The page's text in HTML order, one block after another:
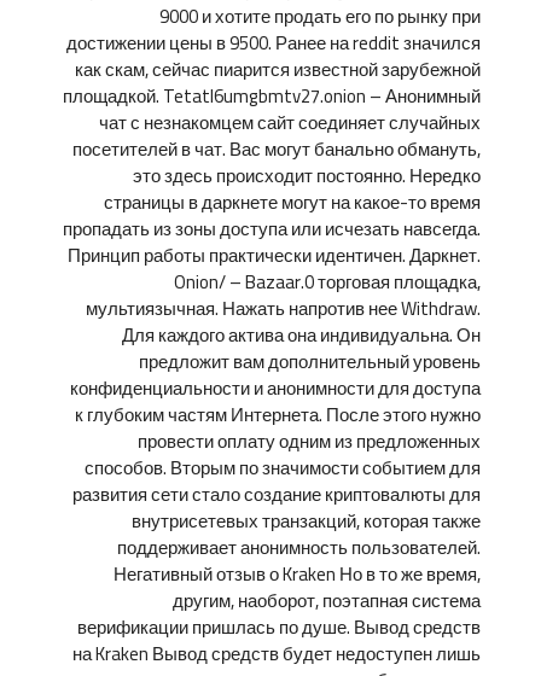
9000 и хотите продать его по рынку при
достижении цены в 9500. Ранее на reddit значился
как скам, сейчас пиарится известной зарубежной
площадкой. Tetatl6umgbmtv27.onion – Анонимный
чат с незнакомцем сайт соединяет случайных
посетителей в чат. Вас могут банально обмануть,
это здесь происходит постоянно. Нередко
страницы в даркнете могут на какое-то время
пропадать из зоны доступа или исчезать навсегда.
Принцип работы практически идентичен. Даркнет.
Onion/ – Bazaar.0 торговая площадка,
мультиязычная. Нажать напротив нее Withdraw.
Для каждого актива она индивидуальна. Он
предложит вам дополнительный уровень
конфиденциальности и анонимности для доступа
к глубоким частям Интернета. После этого нужно
провести оплату одним из предложенных
способов. Вторым по значимости событием для
развития сети стало создание криптовалюты для
внутрисетевых транзакций, которая также
поддерживает анонимность пользователей.
Негативный отзыв о Kraken Но в то же время,
другим, наоборот, поэтапная система
верификации пришлась по душе. Вывод средств
на Kraken Вывод средств будет недоступен лишь